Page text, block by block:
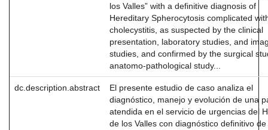
los Valles” with a definitive diagnosis of
Hereditary Spherocytosis complicated
cholecystitis, as suspected by the clinical
presentation, laboratory studies, and
studies, and confirmed by the surgical
anatomo-pathological study...
dc.description.abstract
El presente estudio de caso analiza el
diagnóstico, manejo y evolución de una
atendida en el servicio de urgencias del
de los Valles con diagnóstico definitivo de